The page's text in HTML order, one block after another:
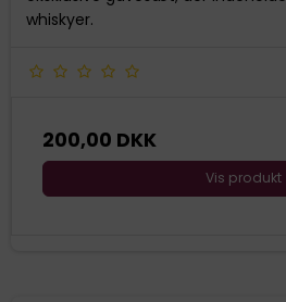
whiskyer.
200,00 DKK
Vis produkt